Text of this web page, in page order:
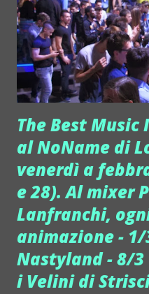
cenare all'Hangar. Un
apprezzato, quello di Stef.
Universe Infinity" Stef
Steff Burns League, a
The Best Music
al NoName di
venerdì a
e 28). Al mixer
Lanfranchi,
animazione -
Nastyland - 8/3
i Velini di